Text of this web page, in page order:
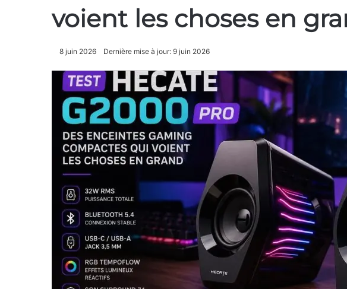
voient les choses en
8 juin 2026 Dernière mise à jour: 9 juin 2026